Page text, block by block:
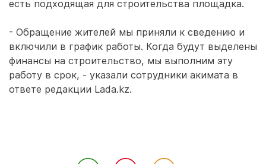
есть подходящая для строительства площадка.
- Обращение жителей мы приняли к сведению и
включили в график работы. Когда будут выделены
финансы на строительство, мы выполним эту
работу в срок, - указали сотрудники акимата в
ответе редакции Lada.kz.